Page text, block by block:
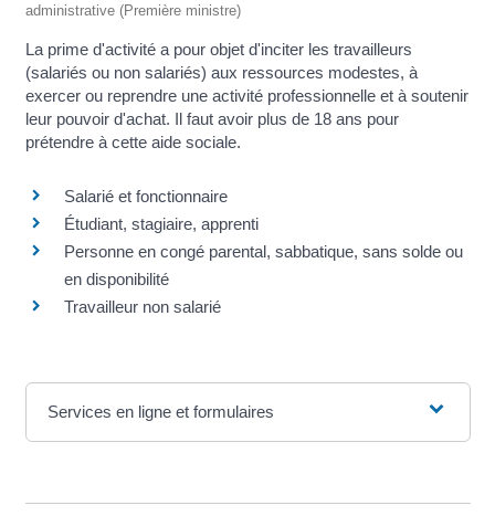
administrative (Première ministre)
La prime d'activité a pour objet d'inciter les travailleurs
(salariés ou non salariés) aux ressources modestes, à
exercer ou reprendre une activité professionnelle et à soutenir
leur pouvoir d'achat. Il faut avoir plus de 18 ans pour
prétendre à cette aide sociale.
Salarié et fonctionnaire
Étudiant, stagiaire, apprenti
Personne en congé parental, sabbatique, sans solde ou
en disponibilité
Travailleur non salarié
Services en ligne et formulaires